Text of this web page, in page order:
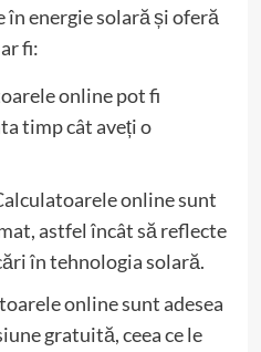
în energie solară și oferă
fi:
online pot fi
timp cât aveți o
online sunt
astfel încât să reflecte
în tehnologia solară.
online sunt adesea
gratuită, ceea ce le